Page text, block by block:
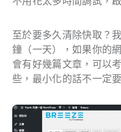
至於要多久清除快取？
鐘（一天），如果你的
會有好幾篇文章，可以
些，最小化的話不一定